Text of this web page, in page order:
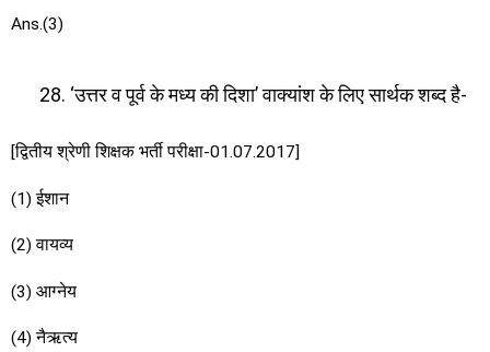
Ans.(3)
‘उत्तर व पूर्व के मध्य की दिशा’ वाक्यांश के लिए सार्थक शब्द है-
[द्वितीय श्रेणी शिक्षक भर्ती परीक्षा-01.07.2017]
(1) ईशान
(2) वायव्य
(3) आग्नेय
(4) नैऋत्य